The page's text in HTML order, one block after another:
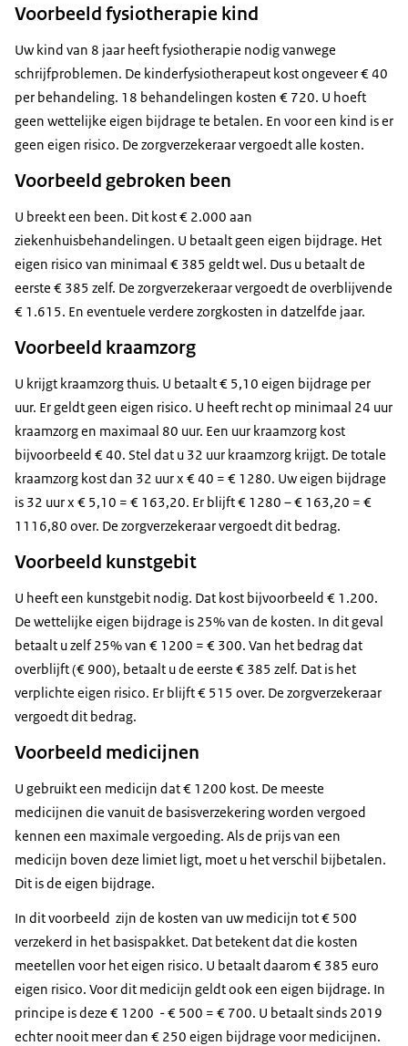
eigen
eigen
Fysiotherapie
kind
0 0 720 720
Gebroken
been
0 385 1615
Kunstgebit 300 385
medicijn
250 385
Download CSV-bestand
Voorbeeld fysiotherapie kind
Uw kind van 8 jaar heeft fysiotherapie nodig vanwege
schrijfproblemen. De kinderfysiotherapeut kost ongeveer € 40
per behandeling. 18 behandelingen kosten € 720. U hoeft
geen wettelijke eigen bijdrage te betalen. En voor een kind is er
geen eigen risico. De zorgverzekeraar vergoedt alle kosten.
Voorbeeld gebroken been
U breekt een been. Dit kost € 2.000 aan
ziekenhuisbehandelingen. U betaalt geen eigen bijdrage. Het
eigen risico van minimaal € 385 geldt wel. Dus u betaalt de
eerste € 385 zelf. De zorgverzekeraar vergoedt de overblijvende
€ 1.615. En eventuele verdere zorgkosten in datzelfde jaar.
Voorbeeld kraamzorg
U krijgt kraamzorg thuis. U betaalt € 5,10 eigen bijdrage per
uur. Er geldt geen eigen risico. U heeft recht op minimaal 24 uur
kraamzorg en maximaal 80 uur. Een uur kraamzorg kost
bijvoorbeeld € 40. Stel dat u 32 uur kraamzorg krijgt. De totale
kraamzorg kost dan 32 uur x € 40 = € 1280. Uw eigen bijdrage
is 32 uur x € 5,10 = € 163,20. Er blijft € 1280 – € 163,20 = €
1116,80 over. De zorgverzekeraar vergoedt dit bedrag.
Voorbeeld kunstgebit
U heeft een kunstgebit nodig. Dat kost bijvoorbeeld € 1.200.
De wettelijke eigen bijdrage is 25% van de kosten. In dit geval
betaalt u zelf 25% van € 1200 = € 300. Van het bedrag dat
overblijft (€ 900), betaalt u de eerste € 385 zelf. Dat is het
verplichte eigen risico. Er blijft € 515 over. De zorgverzekeraar
vergoedt dit bedrag.
Voorbeeld medicijnen
U gebruikt een medicijn dat € 1200 kost. De meeste
medicijnen die vanuit de basisverzekering worden vergoed
kennen een maximale vergoeding. Als de prijs van een
medicijn boven deze limiet ligt, moet u het verschil bijbetalen.
Dit is de eigen bijdrage.
In dit voorbeeld zijn de kosten van uw medicijn tot € 500
verzekerd in het basispakket. Dat betekent dat die kosten
meetellen voor het eigen risico. U betaalt daarom € 385 euro
eigen risico. Voor dit medicijn geldt ook een eigen bijdrage. In
principe is deze € 1200 - € 500 = € 700. U betaalt sinds 2019
echter nooit meer dan € 250 eigen bijdrage voor medicijnen.